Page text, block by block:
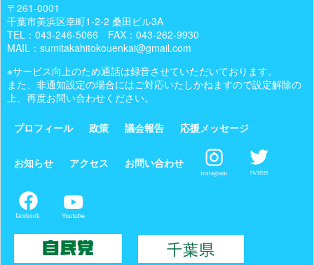
〒261-0001
千葉市美浜区幸町1-2-2 桑田ビル3A
TEL： 043-246-5066 FAX：043-262-9930
MAIL：sumitakahitokouenkai@gmail.com
※サービス向上のため通話は録音させていただいております。
また、非通知設定の場合にはご対応いたしかねますので設定解除の
上、再度お問い合わせください。
プロフィール 政策 議会報告 応援メッセージ
お知らせ アクセス お問い合わせ